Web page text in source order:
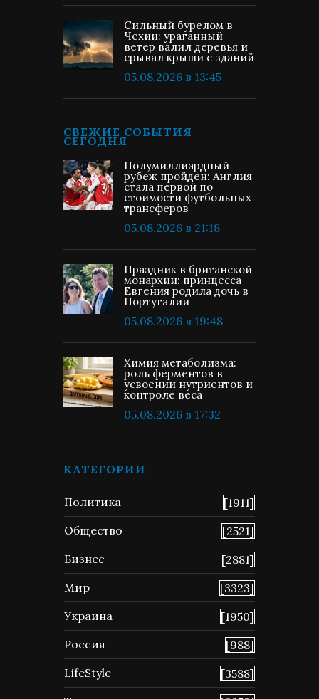
Сильный бурелом в
Чехии: ураганный
ветер валил деревья и
срывал крыши с зданий
05.08.2026 в 13:45
СВЕЖИЕ СОБЫТИЯ
СЕГОДНЯ
Полумиллиардный
рубеж пройден: Англия
стала первой по
стоимости футбольных
трансферов
05.08.2026 в 21:18
Праздник в британской
монархии: принцесса
Евгения родила дочь в
Португалии
05.08.2026 в 19:48
Химия метаболизма:
роль ферментов в
усвоении нутриентов и
контроле веса
05.08.2026 в 17:32
КАТЕГОРИИ
Политика
[1911]
Общество
[2521]
Бизнес
[2881]
Мир
[3323]
Украина
[1950]
Россия
[988]
LifeStyle
[3588]